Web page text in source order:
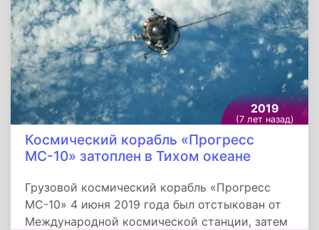
2019
(7 лет назад)
Космический корабль «Прогресс
МС-10» затоплен в Тихом океане
Грузовой космический корабль «Прогресс
МС-10» 4 июня 2019 года был отстыкован от
Международной космической станции, затем